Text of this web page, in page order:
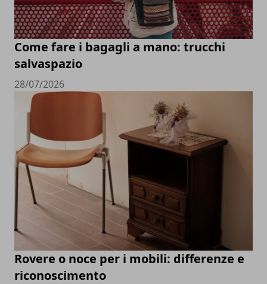
Come fare i bagagli a mano: trucchi
salvaspazio
28/07/2026
Rovere o noce per i mobili: differenze e
riconoscimento